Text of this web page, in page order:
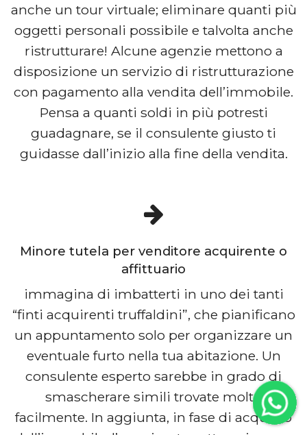
anche un tour virtuale; eliminare quanti più
oggetti personali possibile e talvolta anche
ristrutturare! Alcune agenzie mettono a
disposizione un servizio di ristrutturazione
con pagamento alla vendita dell’immobile.
Pensa a quanti soldi in più potresti
guadagnare, se il consulente giusto ti
guidasse dall’inizio alla fine della vendita.
Minore tutela per venditore acquirente o
affittuario
immagina di imbatterti in uno dei tanti
“finti acquirenti truffaldini”, che pianificano
un appuntamento solo per organizzare un
eventuale furto nella tua abitazione. Un
consulente esperto sarebbe in grado di
smascherare simili trovate molto
facilmente. In aggiunta, in fase di acquisto